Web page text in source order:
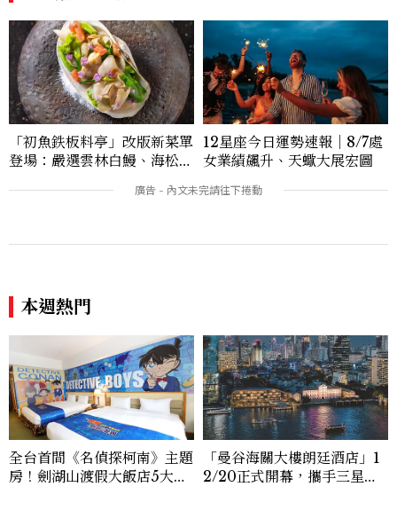
pella、Mandarin Oriental、JOAL
I、Raffles、Banyan Tree、IHG、Ma
rriott等頂級飯店集團。 策劃並執行超過7
0篇深度專題「MC開房間」、260 篇以上
「玩咖懶人包」盤點類文章，致力用專業視
角提供讀者最新話題、兼具風格與實用的高
品質生活旅遊靈感內容。 Contact：ben
ny_yang@mctw.com.tw
「初魚鉄板料亭」改版新菜單
登場：嚴選雲林白鰻、海松貝
12星座今日運勢速報｜8/7處
女業績飆升、天蠍大展宏圖
全台首間《名偵探柯南》主題
房！劍湖山渡假大飯店5大角
色房、柯南下午茶、限定特典
進入推理世界
「曼谷海關大樓朗廷酒店」1
2/20正式開幕，攜手三星唐
閣交織湄南河畔歷史重現十九
世紀暹羅繁華
看過此篇文章的人也喜歡
FASHION